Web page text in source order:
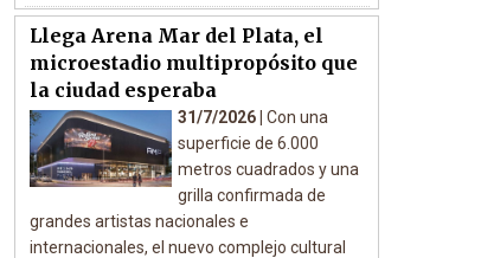
Llega Arena Mar del Plata, el
microestadio multipropósito que
la ciudad esperaba
31/7/2026 | Con una
superficie de 6.000
metros cuadrados y una
grilla confirmada de
grandes artistas nacionales e
internacionales, el nuevo complejo cultural